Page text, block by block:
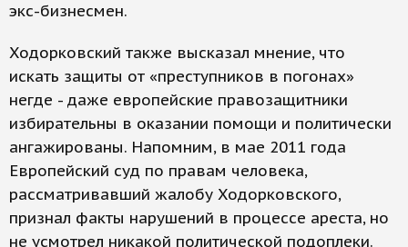
экс-бизнесмен.
Ходорковский также высказал мнение, что
искать защиты от «преступников в погонах»
негде - даже европейские правозащитники
избирательны в оказании помощи и политически
ангажированы. Напомним, в мае 2011 года
Европейский суд по правам человека,
рассматривавший жалобу Ходорковского,
признал факты нарушений в процессе ареста, но
не усмотрел никакой политической подоплеки.